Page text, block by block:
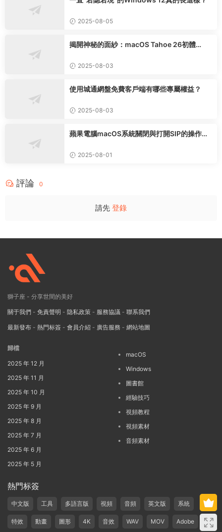
2025-08-05
揭開神秘的面紗：macOS Tahoe 26初體
2025-08-03
使用城通網盤免費客戶端有哪些專屬權益？
2025-08-03
蘋果電腦macOS系統關閉與打開SIP的操作步
2025-08-01
評論 0
請先 登錄
獅子座 - 分享世間的美好
關于我們 - 免責聲明 - 隐私政策 - 服務協議 - 聯系我們
最新發布 - 熱門标簽 - 會員介紹 - 廣告服務 - 網站地圖
歸檔
2025 年 12 月
2025 年 11 月
2025 年 10 月
2025 年 9 月
2025 年 8 月
2025 年 7 月
2025 年 6 月
2025 年 5 月
macOS
Windows
圖書館
經驗技巧
視頻教程
視頻素材
音頻素材
熱門标簽
中文版 工具 多語言版 視頻 音頻 英文版 系統
特效 動畫 圖形 4K 音效 WAV MOV Adobe